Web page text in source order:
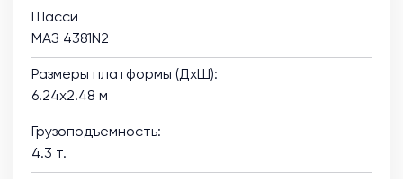
Шасси
МАЗ 4381N2
Размеры платформы (ДхШ):
6.24х2.48 м
Грузоподъемность:
4.3 т.